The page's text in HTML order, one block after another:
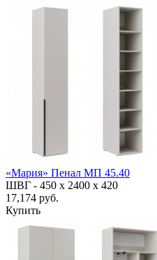
«Мария» Пенал МП 45.40
ШВГ - 450 х 2400 х 420
17,174 руб.
Купить